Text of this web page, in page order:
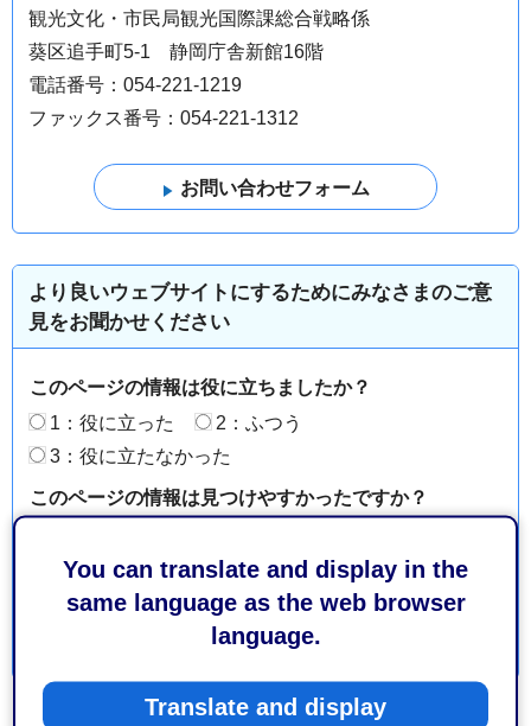
You can translate and display in the
same language as the web browser
language.
Translate and display
観光文化・市民局観光国際課総合戦略係
葵区追手町5-1 静岡庁舎新館16階
電話番号：054-221-1219
ファックス番号：054-221-1312
より良いウェブサイトにするためにみなさまのご意
見をお聞かせください
このページの情報は役に立ちましたか？
1：役に立った
2：ふつう
3：役に立たなかった
このページの情報は見つけやすかったですか？
3：見つけにくかった